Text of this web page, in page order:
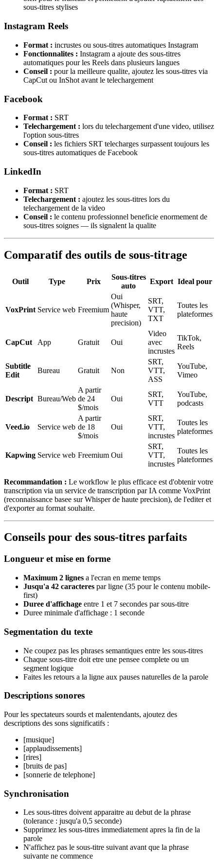
sous-titres stylises
Instagram Reels
Format : incrustes ou sous-titres automatiques Instagram
Fonctionnalites : Instagram a ajoute des sous-titres
automatiques pour les Reels dans plusieurs langues
Conseil : pour la meilleure qualite, ajoutez les sous-titres via
CapCut ou InShot avant le telechargement
Facebook
Format : SRT
Telechargement : lors du telechargement d'une video, utilisez
l'option sous-titres
Conseil : les fichiers SRT telecharges surpassent toujours les
sous-titres automatiques de Facebook
LinkedIn
Format : SRT
Telechargement : ajoutez les sous-titres lors du
telechargement de la video
Conseil : le contenu professionnel beneficie enormement de
sous-titres soignes — ils signalent la qualite
Comparatif des outils de sous-titrage
Outil Type Prix
Sous-titres
auto
Export Ideal pour
VoxPrint Service web Freemium
Oui
(Whisper,
haute
precision)
SRT,
VTT,
TXT
Toutes les
plateformes
CapCut App Gratuit Oui
Video
avec
incrustes
TikTok,
Reels
Subtitle
Edit
Bureau Gratuit Non
SRT,
VTT,
ASS
YouTube,
Vimeo
Descript Bureau/Web
A partir
de 24
$/mois
Oui
SRT,
VTT
YouTube,
podcasts
Veed.io Service web
A partir
de 18
$/mois
Oui
SRT,
VTT,
incrustes
Toutes les
plateformes
Kapwing Service web Freemium Oui
SRT,
VTT,
incrustes
Toutes les
plateformes
Recommandation : Le workflow le plus efficace est d'obtenir votre
transcription via un service de transcription par IA comme VoxPrint
(reconnaissance basee sur Whisper de haute precision), de l'editer et
d'exporter au format souhaite.
Conseils pour des sous-titres parfaits
Longueur et mise en forme
Maximum 2 lignes a l'ecran en meme temps
Jusqu'a 42 caracteres par ligne (35 pour le contenu mobile-
first)
Duree d'affichage entre 1 et 7 secondes par sous-titre
Duree minimale d'affichage : 1 seconde
Segmentation du texte
Ne coupez pas les phrases semantiques entre les sous-titres
Chaque sous-titre doit etre une pensee complete ou un
segment logique
Faites les retours a la ligne aux pauses naturelles de la parole
Descriptions sonores
Pour les spectateurs sourds et malentendants, ajoutez des
descriptions des sons significatifs :
[musique]
[applaudissements]
[rires]
[bruits de pas]
[sonnerie de telephone]
Synchronisation
Les sous-titres doivent apparaitre au debut de la phrase
(tolerance : jusqu'a 0,5 seconde)
Supprimez les sous-titres immediatement apres la fin de la
parole
N'affichez pas le sous-titre suivant avant que la phrase
suivante ne commence